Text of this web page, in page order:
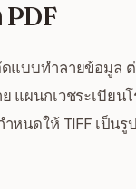
บบทำลายข้อมูล ต่
แผนกเวชระเบีย
หนดให้ TIFF เป็น